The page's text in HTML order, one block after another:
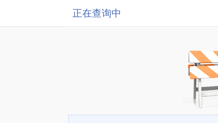
正在查询中